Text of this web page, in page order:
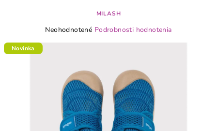
MILASH
Priemerné
hviezdičiek.
Neohodnotené Podrobnosti hodnotenia
Novinka